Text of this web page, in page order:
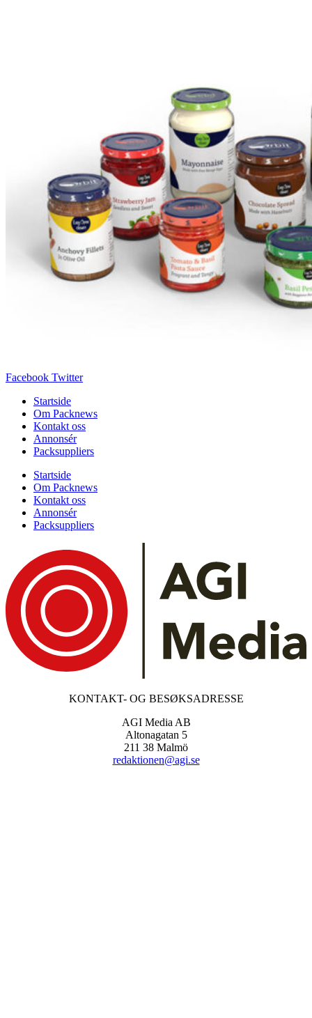
Facebook Twitter
Startside
Om Packnews
Kontakt oss
Annonsér
Packsuppliers
Startside
Om Packnews
Kontakt oss
Annonsér
Packsuppliers
KONTAKT- OG BESØKSADRESSE
AGI Media AB
Altonagatan 5
211 38 Malmö
redaktionen@agi.se